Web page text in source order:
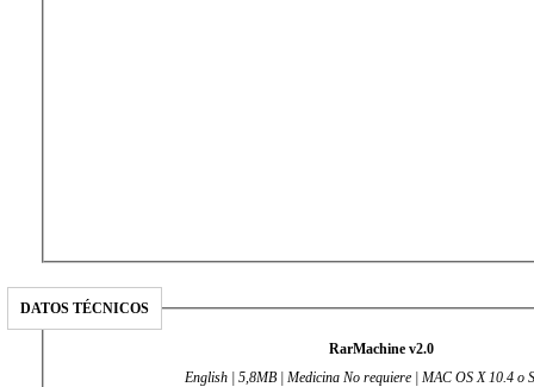
DATOS TÉCNICOS
RarMachine v2.0
English | 5,8MB | Medicina No requiere | MAC OS X 10.4 o